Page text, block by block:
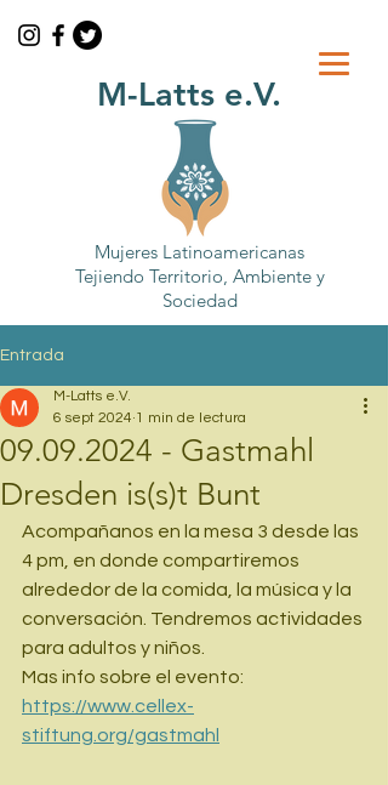
M-Latts e.V.
Mujeres Latinoamericanas
Tejiendo Territorio, Ambiente y
Sociedad
Entrada
09.09.2024 - Gastmahl
Dresden is(s)t Bunt
M-Latts e.V.
6 sept 2024 1 min de lectura
Acompañanos en la mesa 3 desde las
4 pm, en donde compartiremos
alrededor de la comida, la música y la
conversación. Tendremos actividades
para adultos y niños.
Mas info sobre el evento:
https://www.cellex-
stiftung.org/gastmahl